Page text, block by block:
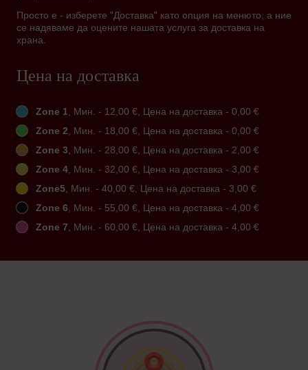
Просто е - изберете "Доставка" като опция на менюто, а ние
се надяваме да оцените нашата услуга за доставка на
храна.
Цена на доставка
Zone 1, Мин. - 12,00 €, Цена на доставка - 0,00 €
Zone 2, Мин. - 18,00 €, Цена на доставка - 0,00 €
Zone 3, Мин. - 28,00 €, Цена на доставка - 2,00 €
Zone 4, Мин. - 32,00 €, Цена на доставка - 3,00 €
Zone5, Мин. - 40,00 €, Цена на доставка - 3,00 €
Zone 6, Мин. - 55,00 €, Цена на доставка - 4,00 €
Zone 7, Мин. - 60,00 €, Цена на доставка - 4,00 €